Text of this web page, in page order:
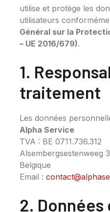
utilise et protège les
utilisateurs
Général sur la
– UE 2016/679).
1.
traitement
Les données
Alpha Service
TVA : BE 0711.736.312
Alsembergsestenweeg
Belgique
Email :
2.